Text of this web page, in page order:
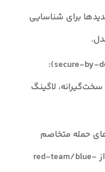
برای شناسایی
پیاده‌سازی «امنیت از ابتدا» (secure-by-design):
لاگینگ
حمله متخاصم
(adversarial testing) و بهره‌گیری از red-team/blue-